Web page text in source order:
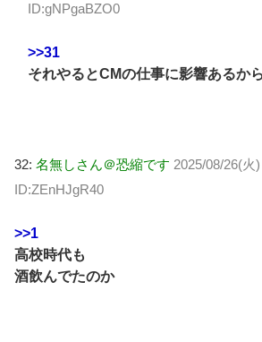
ID:gNPgaBZO0
>>31
それやるとCMの仕事に影響あるか
32: 名無しさん＠恐縮です 2025/08/26(火
ID:ZEnHJgR40
>>1
高校時代も
酒飲んでたのか